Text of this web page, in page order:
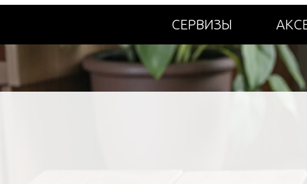
СЕРВИЗЫ